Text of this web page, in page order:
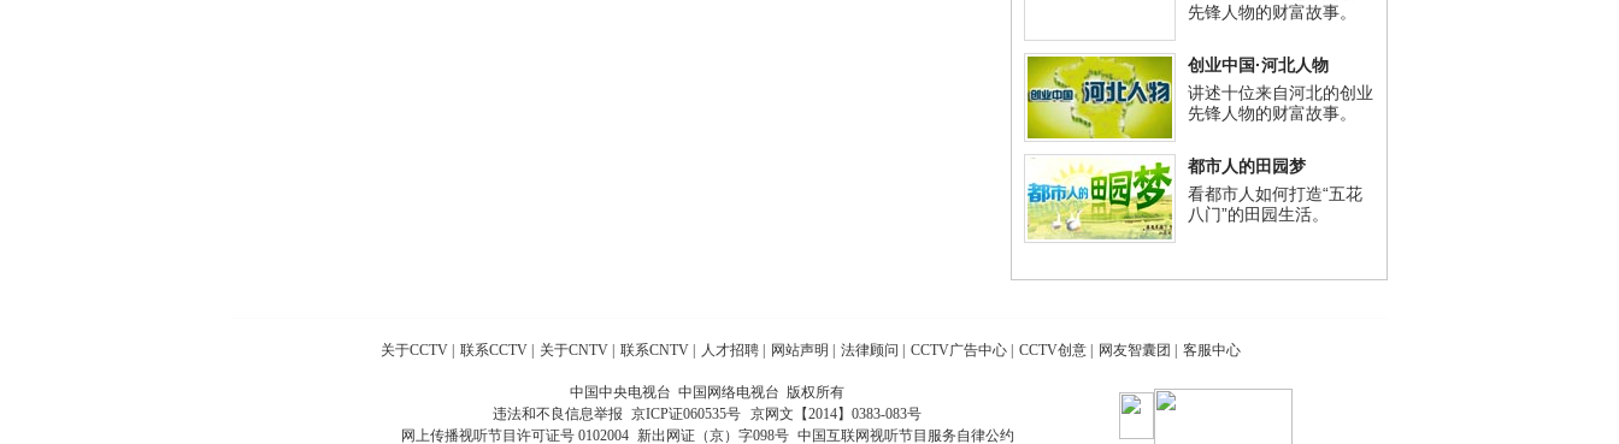
先锋人物的财富故事。
创业中国·河北人物
讲述十位来自河北的创业
先锋人物的财富故事。
都市人的田园梦
看都市人如何打造“五花
八门”的田园生活。
关于CCTV 联系CCTV 关于CNTV 联系CNTV 人才招聘 网站声明 法律顾问 CCTV广告中心 CCTV创意 网友智囊团 客服中心
中国中央电视台 中国网络电视台 版权所有
违法和不良信息举报 京ICP证060535号
京网文【2014】0383-083号
网上传播视听节目许可证号 0102004 新出网证（京）字098号 中国互联网视听节目服务自律公约